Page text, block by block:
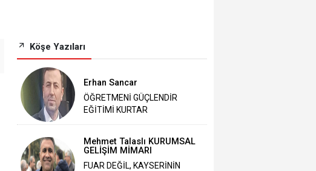
Köşe Yazıları
Erhan Sancar
ÖĞRETMENİ GÜÇLENDİR
EĞİTİMİ KURTAR
Mehmet Talaslı KURUMSAL
GELİŞİM MİMARI
FUAR DEĞİL, KAYSERİNİN